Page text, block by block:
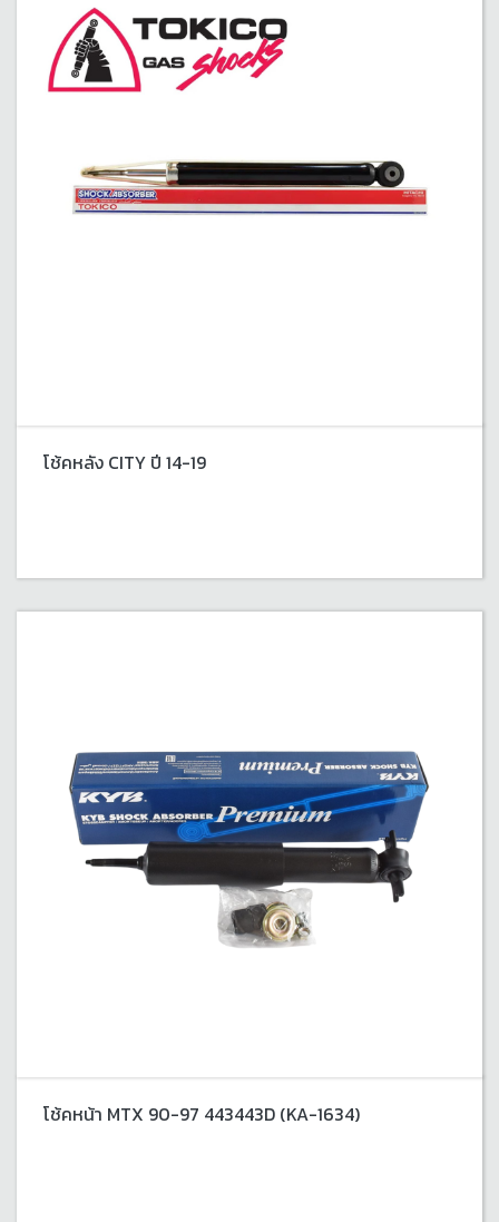
โช้คหลัง CITY ปี 14-19
โช้คหน้า MTX 90-97 443443D (KA-1634)